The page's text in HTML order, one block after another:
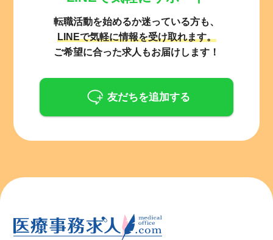
転職活動を始めるか迷っている方も、
LINEで気軽に情報を受け取れます。
ご希望に合った求人もお届けします！
友だちを追加する